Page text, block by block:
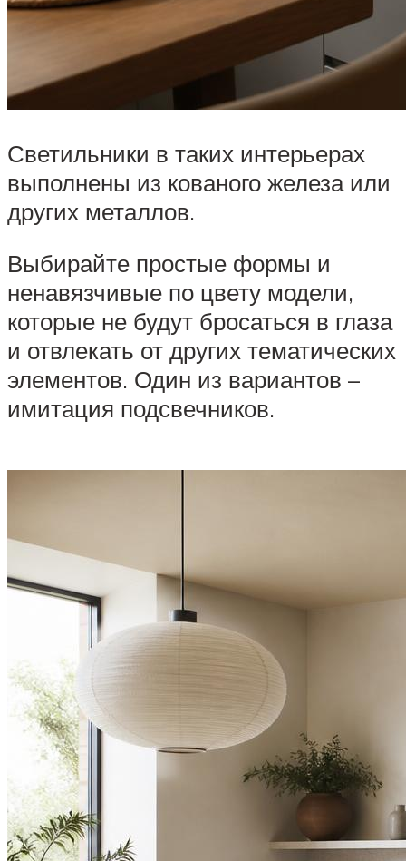
Светильники в таких интерьерах
выполнены из кованого железа или
других металлов.
Выбирайте простые формы и
ненавязчивые по цвету модели,
которые не будут бросаться в глаза
и отвлекать от других тематических
элементов. Один из вариантов –
имитация подсвечников.